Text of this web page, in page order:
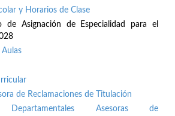
y Horarios de Clase
de Asignación de Especialidad para el
de Reclamaciones de Titulación
Departamentales Asesoras de